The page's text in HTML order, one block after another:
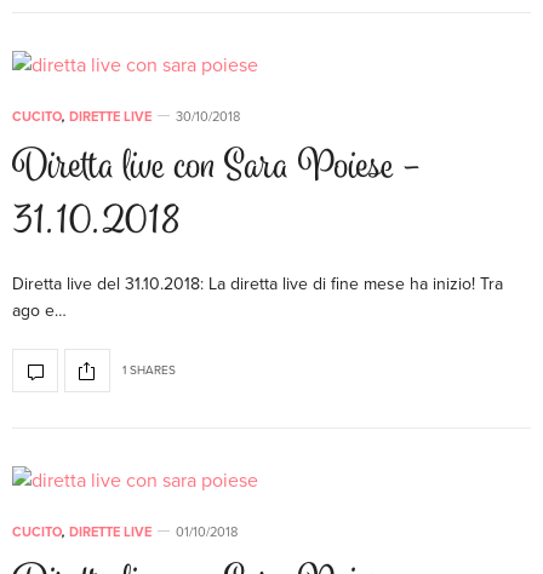
CUCITO, DIRETTE LIVE 30/10/2018
Diretta live con Sara Poiese –
31.10.2018
Diretta live del 31.10.2018: La diretta live di fine mese ha inizio! Tra
ago e…
1 SHARES
CUCITO, DIRETTE LIVE 01/10/2018